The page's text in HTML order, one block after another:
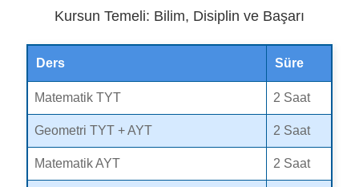
Kursun Temeli: Bilim, Disiplin ve Başarı
Ders Süre
Matematik TYT 2 Saat
Geometri TYT + AYT 2 Saat
Matematik AYT 2 Saat